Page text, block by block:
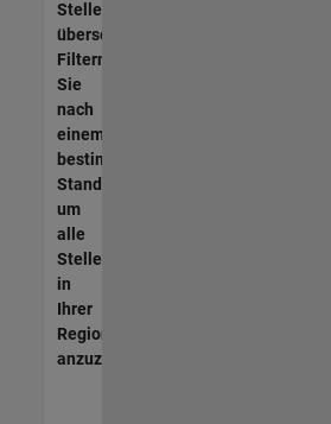
Stellen
übersetzt.
Filtern
Sie
nach
einem
bestimmten
Standort,
um
alle
Stellenangebote
in
Ihrer
Region
anzuzeigen.